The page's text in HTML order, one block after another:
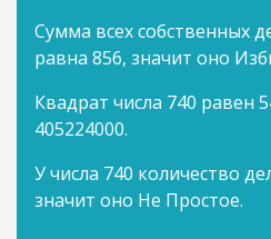
Сумма всех собственных
равна 856, значит оно
Квадрат числа 740 равен
405224000.
У числа 740 количество
значит оно Не Простое.